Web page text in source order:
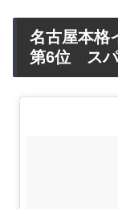
名古屋本格
第6位 スパ